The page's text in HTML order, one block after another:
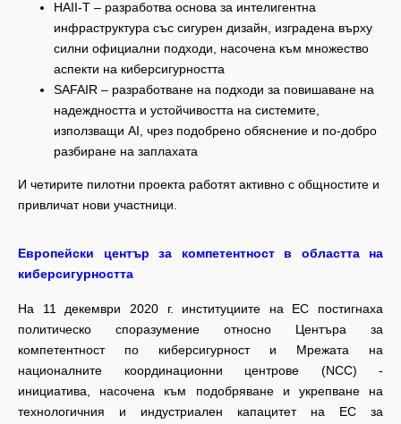
HAII-T – разработва основа за интелигентна
инфраструктура със сигурен дизайн, изградена върху
силни официални подходи, насочена към множество
аспекти на киберсигурността
SAFAIR – разработване на подходи за повишаване на
надеждността и устойчивостта на системите,
използващи AI, чрез подобрено обяснение и по-добро
разбиране на заплахата
И четирите пилотни проекта работят активно с общностите и
привличат нови участници.
Европейски център за компетентност в областта на
киберсигурността
На 11 декември 2020 г. институциите на ЕС постигнаха
политическо споразумение относно Центъра за
компетентност по киберсигурност и Мрежата на
националните координационни центрове (NCC) -
инициатива, насочена към подобряване и укрепване на
технологичния и индустриален капацитет на ЕС за